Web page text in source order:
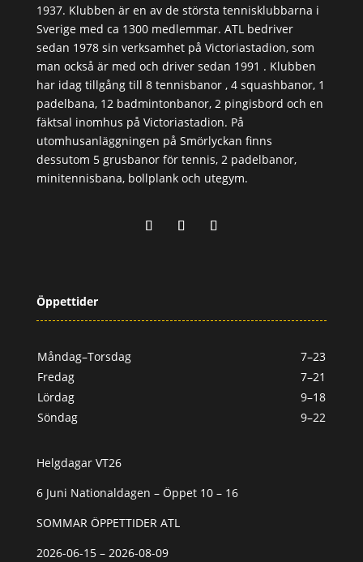
1937. Klubben är en av de största tennisklubbarna i
Sverige med ca 1300 medlemmar. ATL bedriver
sedan 1978 sin verksamhet på Victoriastadion, som
man också är med och driver sedan 1991 . Klubben
har idag tillgång till 8 tennisbanor , 4 squashbanor, 1
padelbana, 12 badmintonbanor, 2 pingisbord och en
fäktsal inomhus på Victoriastadion. På
utomhusanläggningen på Smörlyckan finns
dessutom 5 grusbanor för tennis, 2 padelbanor,
minitennisbana, bollplank och utegym.
Öppettider
Måndag–Torsdag
7–23
Fredag
7–21
Lördag
9–18
Söndag
9–22
Helgdagar VT26
6 Juni Nationaldagen – Öppet 10 – 16
SOMMAR ÖPPETTIDER ATL
2026-06-15 – 2026-08-09